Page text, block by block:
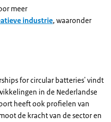
meer
industrie, waaronder
for circular batteries' vindt
in de Nederlandse
heeft ook profielen van
de kracht van de sector en